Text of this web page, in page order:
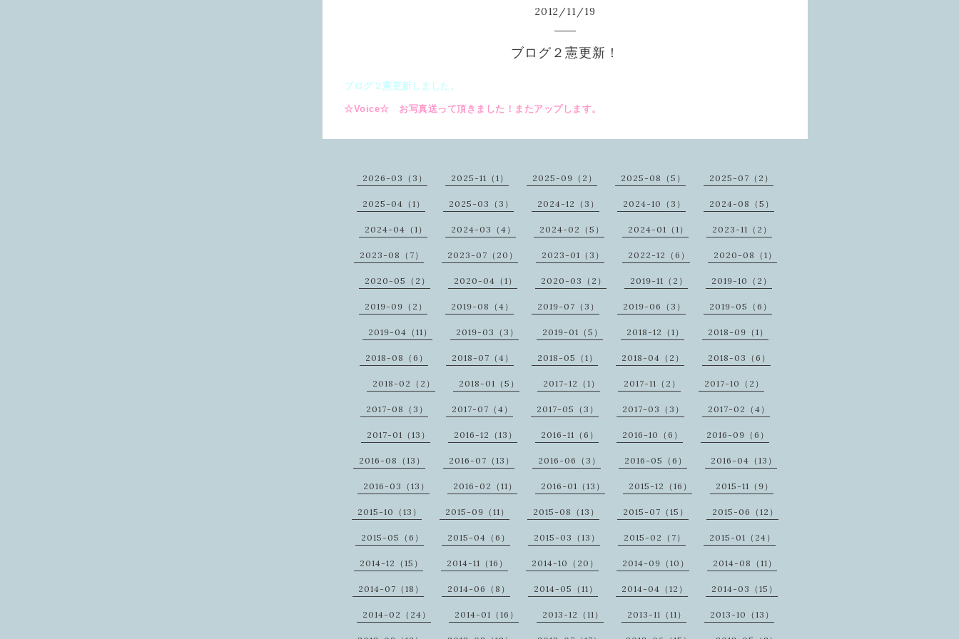
2012/11/19
ブログ２憲更新！
ブログ２憲更新しました。
☆Voice☆ お写真送って頂きました！またアップします。
2026-03（3） 2025-11（1） 2025-09（2） 2025-08（5） 2025-07（2）
2025-04（1） 2025-03（3） 2024-12（3） 2024-10（3） 2024-08（5）
2024-04（1） 2024-03（4） 2024-02（5） 2024-01（1） 2023-11（2）
2023-08（7） 2023-07（20） 2023-01（3） 2022-12（6） 2020-08（1）
2020-05（2） 2020-04（1） 2020-03（2） 2019-11（2） 2019-10（2）
2019-09（2） 2019-08（4） 2019-07（3） 2019-06（3） 2019-05（6）
2019-04（11） 2019-03（3） 2019-01（5） 2018-12（1） 2018-09（1）
2018-08（6） 2018-07（4） 2018-05（1） 2018-04（2） 2018-03（6）
2018-02（2） 2018-01（5） 2017-12（1） 2017-11（2） 2017-10（2）
2017-08（3） 2017-07（4） 2017-05（3） 2017-03（3） 2017-02（4）
2017-01（13） 2016-12（13） 2016-11（6） 2016-10（6） 2016-09（6）
2016-08（13） 2016-07（13） 2016-06（3） 2016-05（6） 2016-04（13）
2016-03（13） 2016-02（11） 2016-01（13） 2015-12（16） 2015-11（9）
2015-10（13） 2015-09（11） 2015-08（13） 2015-07（15） 2015-06（12）
2015-05（6） 2015-04（6） 2015-03（13） 2015-02（7） 2015-01（24）
2014-12（15） 2014-11（16） 2014-10（20） 2014-09（10） 2014-08（11）
2014-07（18） 2014-06（8） 2014-05（11） 2014-04（12） 2014-03（15）
2014-02（24） 2014-01（16） 2013-12（11） 2013-11（11） 2013-10（13）